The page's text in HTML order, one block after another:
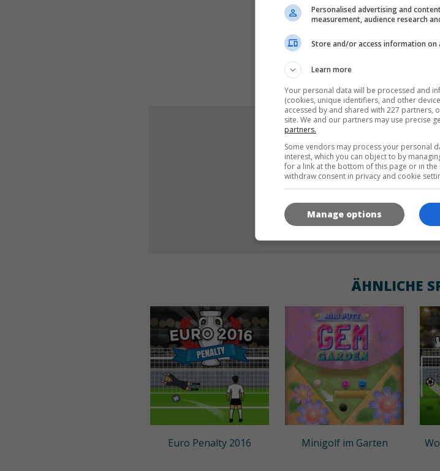
SPIEL-
ÄHNLICHE
Euro Penalty 2016 Minigolf im Garten
Personalised advertising and
measurement, audience research
Store and/or access information on
Learn more
Your personal data will be processed and
(cookies, unique identifiers, and other
accessed by and shared with 227 partners,
site. We and our partners may use precise
partners.
Some vendors may process your personal
interest, which you can object to by
for a link at the bottom of this page or in
withdraw consent in privacy and cookie
Manage options